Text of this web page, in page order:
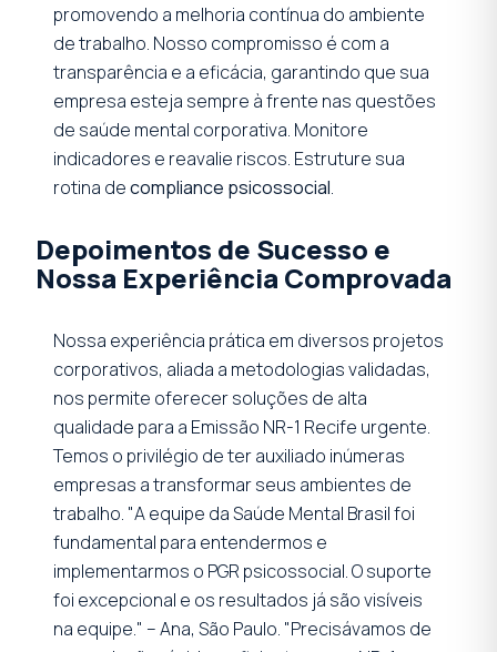
promovendo a melhoria contínua do ambiente
de trabalho. Nosso compromisso é com a
transparência e a eficácia, garantindo que sua
empresa esteja sempre à frente nas questões
de saúde mental corporativa. Monitore
indicadores e reavalie riscos. Estruture sua
rotina decompliance psicossocial.
Depoimentos de Sucesso e
Nossa Experiência Comprovada
Nossa experiência prática em diversos projetos
corporativos, aliada a metodologias validadas,
nos permite oferecer soluções de alta
qualidade para a Emissão NR-1 Recife urgente.
Temos o privilégio de ter auxiliado inúmeras
empresas a transformar seus ambientes de
trabalho. "A equipe da Saúde Mental Brasil foi
fundamental para entendermos e
implementarmos o PGR psicossocial. O suporte
foi excepcional e os resultados já são visíveis
na equipe." – Ana, São Paulo. "Precisávamos de